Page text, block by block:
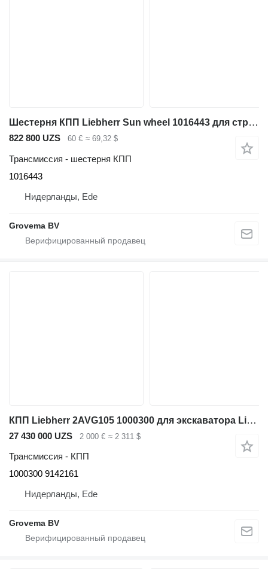
Шестерня КПП Liebherr Sun wheel 1016443 для строительной техники
822 800 UZS 60 € ≈ 69,32 $
Трансмиссия - шестерня КПП
1016443
Нидерланды, Ede
Grovema BV
КПП Liebherr 2AVG105 1000300 для экскаватора Liebherr A902
27 430 000 UZS 2 000 € ≈ 2 311 $
Трансмиссия - КПП
1000300 9142161
Нидерланды, Ede
Grovema BV